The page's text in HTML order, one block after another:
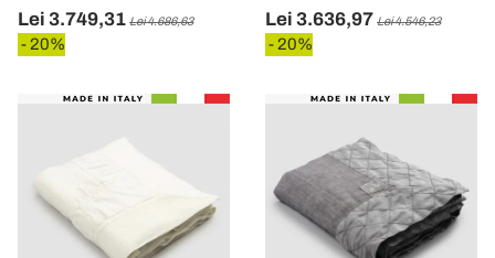
Lei 3.749,31 Lei 4.686,63
- 20%
Lei 3.636,97 Lei 4.546,23
- 20%